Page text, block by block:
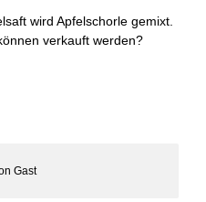
wird Apfelschorle gemixt.
verkauft werden?
Gast